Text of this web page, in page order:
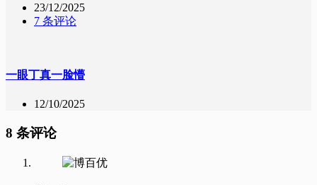
23/12/2025
7 条评论
一眼丁真一脸懵
12/10/2025
8 条评论